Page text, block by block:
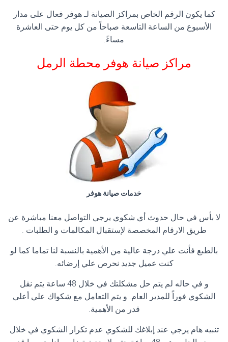
كما يكون الرقم الخاص بمراكز الصيانة لـ هوفر فعال على مدار
الأسبوع من الساعة التاسعة صباحاً من كل يوم حتى العاشرة
مساءً.
مراكز صيانة هوفر محطة الرمل
خدمات صيانة هوفر
لا بأس في حال حدوث أي شكوي يرجي التواصل معنا مباشرة عن
طريق الارقام المخصصة لإستقبال المكالمات و الطلبات .
بالطبع فأنت علي درجة عالية من الأهمية بالنسبة لنا تماما كما لو
كنت عميل جديد نحرص علي إرضائه.
و في حاله لم يتم حل مشكلتك في خلال 48 ساعة يتم نقل
الشكوي فوراً للمدير العام. و يتم التعامل مع شكواك علي أعلي
قدر من الأهمية.
تنبيه هام يرجي عند إبلاغك للشكوي عدم تكرار الشكوي في خلال